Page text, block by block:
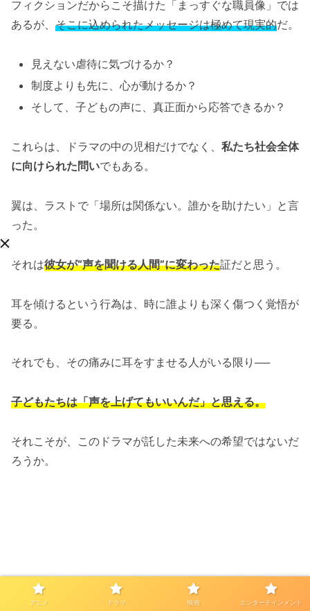
フィクションだからこそ描けた「まっすぐな職員像」では
あるが、 そこに込められたメッセージは極めて現実的だ。
見えない虐待に気づけるか？
制度よりも先に、心が動けるか？
そして、子どもの声に、真正面から応答できるか？
これらは、ドラマの中の児相だけでなく、 私たち社会全体
に向けられた問いでもある。
翼は、ラストで「場所は関係ない。誰かを助けたい」と言
った。
それは彼女が“声を聞ける人間”に変わった証だと思う。
耳を傾けるという行為は、時に誰よりも深く傷つく覚悟が
要る。
それでも、その痛みに耳をすませる人がいる限り──
子どもたちは「声を上げてもいいんだ」と思える。
それこそが、このドラマが託した未来への希望ではないだ
ろうか。
アニメ ドラマ 映画 エンターテインメント